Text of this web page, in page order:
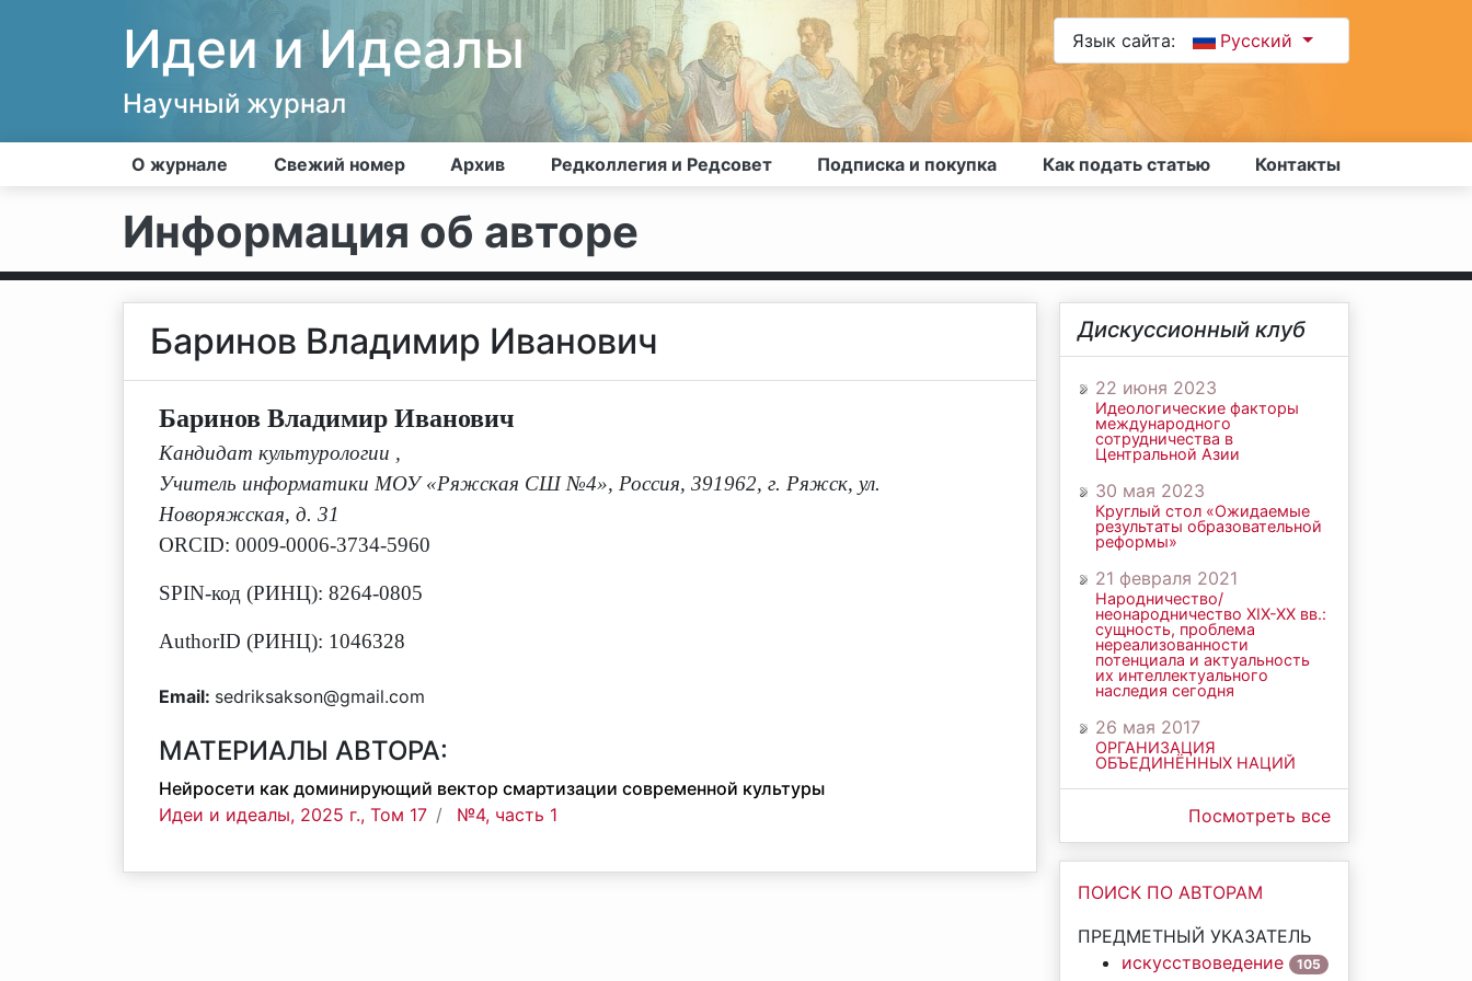
Идеи и Идеалы
Научный журнал
Язык сайта: Русский
О журнале Свежий номер Архив Редколлегия и Редсовет Подписка и покупка Как подать статью Контакты
Информация об авторе
Баринов Владимир Иванович
Баринов Владимир Иванович
Кандидат культурологии ,
Учитель информатики МОУ «Ряжская СШ №4», Россия, 391962, г. Ряжск, ул.
Новоряжская, д. 31
ORCID: 0009-0006-3734-5960
SPIN-код (РИНЦ): 8264-0805
AuthorID (РИНЦ): 1046328
Email: sedriksakson@gmail.com
МАТЕРИАЛЫ АВТОРА:
Нейросети как доминирующий вектор смартизации современной культуры
Идеи и идеалы, 2025 г., Том 17
№4, часть 1
Дискуссионный клуб
22 июня 2023
Идеологические факторы
международного
сотрудничества в
Центральной Азии
30 мая 2023
Круглый стол «Ожидаемые
результаты образовательной
реформы»
21 февраля 2021
Народничество/
неонародничество ХIХ-ХХ вв.:
сущность, проблема
нереализованности
потенциала и актуальность
их интеллектуального
наследия сегодня
26 мая 2017
ОРГАНИЗАЦИЯ
ОБЪЕДИНЁННЫХ НАЦИЙ
Посмотреть все
ПОИСК ПО АВТОРАМ
ПРЕДМЕТНЫЙ УКАЗАТЕЛЬ
искусствоведение
105